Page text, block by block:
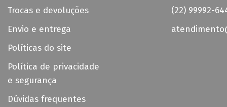
Trocas e devoluções
Envio e entrega
Políticas do site
Política de privacidade
e segurança
Dúvidas frequentes
(22) 99992-